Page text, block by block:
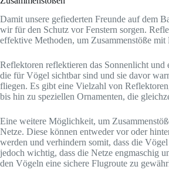
Damit unsere gefiederten Freunde auf dem
wir für den Schutz vor Fenstern sorgen.
effektive Methoden, um Zusammenstöße mit
Reflektoren reflektieren das Sonnenlicht und
die für Vögel sichtbar sind und sie davor
fliegen. Es gibt eine Vielzahl von
bis hin zu speziellen Ornamenten, die
Eine weitere Möglichkeit, um
Netze. Diese können entweder vor oder
werden und verhindern somit, dass die
jedoch wichtig, dass die Netze engmaschig
den Vögeln eine sichere Flugroute zu